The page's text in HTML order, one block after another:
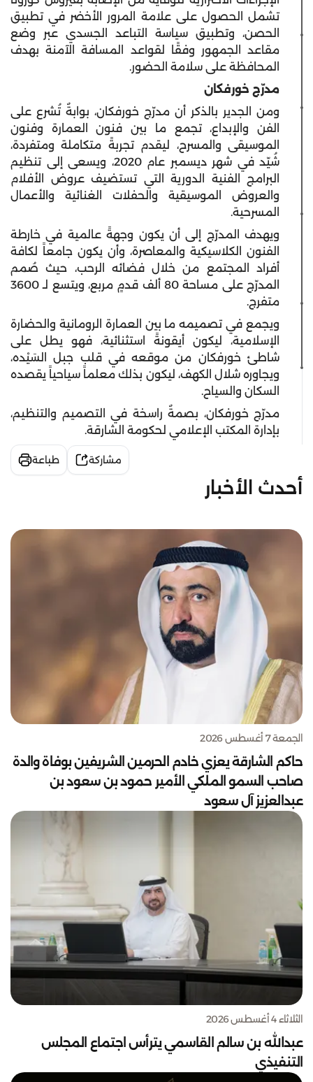
تشمل الحصول على علامة المرور الأخضر في تطبيق
الحصن، وتطبيق سياسة التباعد الجسدي عبر وضع
مقاعد الجمهور وفقًا لقواعد المسافة الآمنة بهدف
المحافظة على سلامة الحضور.
مدرّج خورفكان
ومن الجدير بالذكر أن مدرّج خورفكان، بوابةٌ تُشرع على
الفن والإبداع، تجمع ما بين فنون العمارة وفنون
الموسيقى والمسرح، ليقدم تجربةً متكاملة ومتفردة،
شُيّد في شهر ديسمبر عام 2020، ويسعى إلى تنظيم
البرامج الفنية الدورية التي تستضيف عروض الأفلام
والعروض الموسيقية والحفلات الغنائية والأعمال
المسرحية.
ويهدف المدرّج إلى أن يكون وجهةً عالمية في خارطة
الفنون الكلاسيكية والمعاصرة، وأن يكون جامعاً لكافة
أفراد المجتمع من خلال فضائه الرحب، حيث صُمم
المدرّج على مساحة 80 ألف قدمٍ مربع، ويتسع لـ 3600
متفرج.
ويجمع في تصميمه ما بين العمارة الرومانية والحضارة
الإسلامية، ليكون أيقونةً استثنائية، فهو يطل على
شاطئ خورفكان من موقعه في قلب جبل السَيْده،
ويجاوره شلال الكهف، ليكون بذلك معلماً سياحياً يقصده
السكان والسياح.
مدرّج خورفكان، بصمةٌ راسخة في التصميم والتنظيم،
بإدارة المكتب الإعلامي لحكومة الشارقة.
مشاركة طباعة
أحدث الأخبار
الجمعة 7 أغسطس 2026
حاكم الشارقة يعزي خادم الحرمين الشريفين بوفاة والدة
صاحب السمو الملكي الأمير حمود بن سعود بن
عبدالعزيز آل سعود
الثلاثاء 4 أغسطس 2026
عبدالله بن سالم القاسمي يترأس اجتماع المجلس
التنفيذي